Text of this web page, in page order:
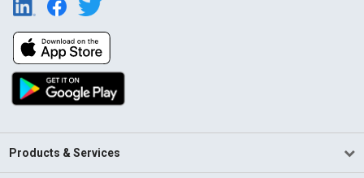
Products & Services